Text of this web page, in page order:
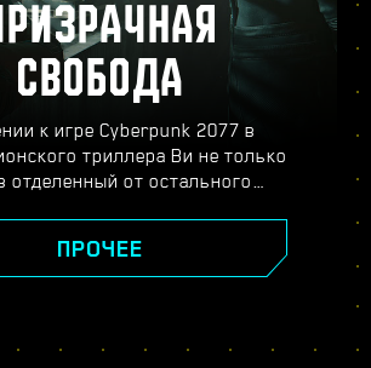
СВОБОДА
к игре Cyberpunk 2077 в
триллера Ви не только
отделенный от остального
шпионажа. Станьте
агентом и распутайте плотный
ПРОЧЕЕ